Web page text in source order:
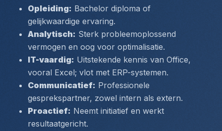
Opleiding: Bachelor diploma of
gelijkwaardige ervaring.
Analytisch: Sterk probleemoplossend
vermogen en oog voor optimalisatie.
IT-vaardig: Uitstekende kennis van Office,
vooral Excel; vlot met ERP-systemen.
Communicatief: Professionele
gesprekspartner, zowel intern als extern.
Proactief: Neemt initiatief en werkt
resultaatgericht.